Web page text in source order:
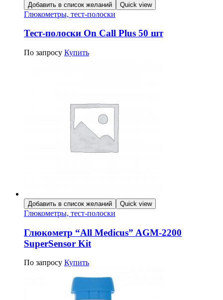
Добавить в список желаний Quick view
Глюкометры, тест-полоски
Тест-полоски On Call Plus 50 шт
По запросу Купить
Добавить в список желаний Quick view
Глюкометры, тест-полоски
Глюкометр “All Medicus” AGM-2200
SuperSensor Kit
По запросу Купить